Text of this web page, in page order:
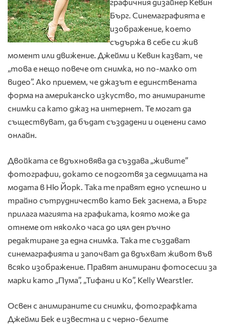
Бърг. Синемаграфията е
изображение, което
съдържа в себе си жив
момент или движение. Джейми и Кевин казват, че
„това е нещо повече от снимка, но по-малко от
видео”. Ако приемем, че джазът е единствената
форма на американско изкуство, то анимираните
снимки са като джаз на интернет. Те могат да
съществуват, да бъдат създадени и оценени само
онлайн.
Двойката се вдъхновява да създава „живите”
фотографии, докато се подготвя за седмицата на
модата в Ню Йорк. Така те правят едно успешно и
трайно сътрудничество като Бек заснема, а Бърг
прилага магията на графиката, която може да
отнеме от няколко часа до цял ден ръчно
редактиране за една снимка. Така те създават
синемаграфията и започват да вдъхват живот във
всяко изображение. Правят анимирани фотосесии за
марки като „Пума”, „Тифани и Ко”, Kelly Wearstler.
Освен с анимираните си снимки, фотографката
Джейми Бек е известна и с черно-белите